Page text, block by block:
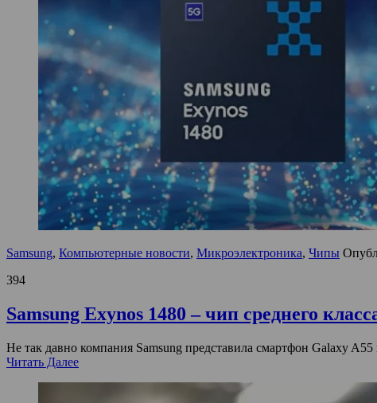
Samsung, Компьютерные новости, Микроэлектроника, Чипы
394
Samsung Exynos 1480 – чип среднего
Не так давно компания Samsung представила смартфон Galaxy
Читать Далее